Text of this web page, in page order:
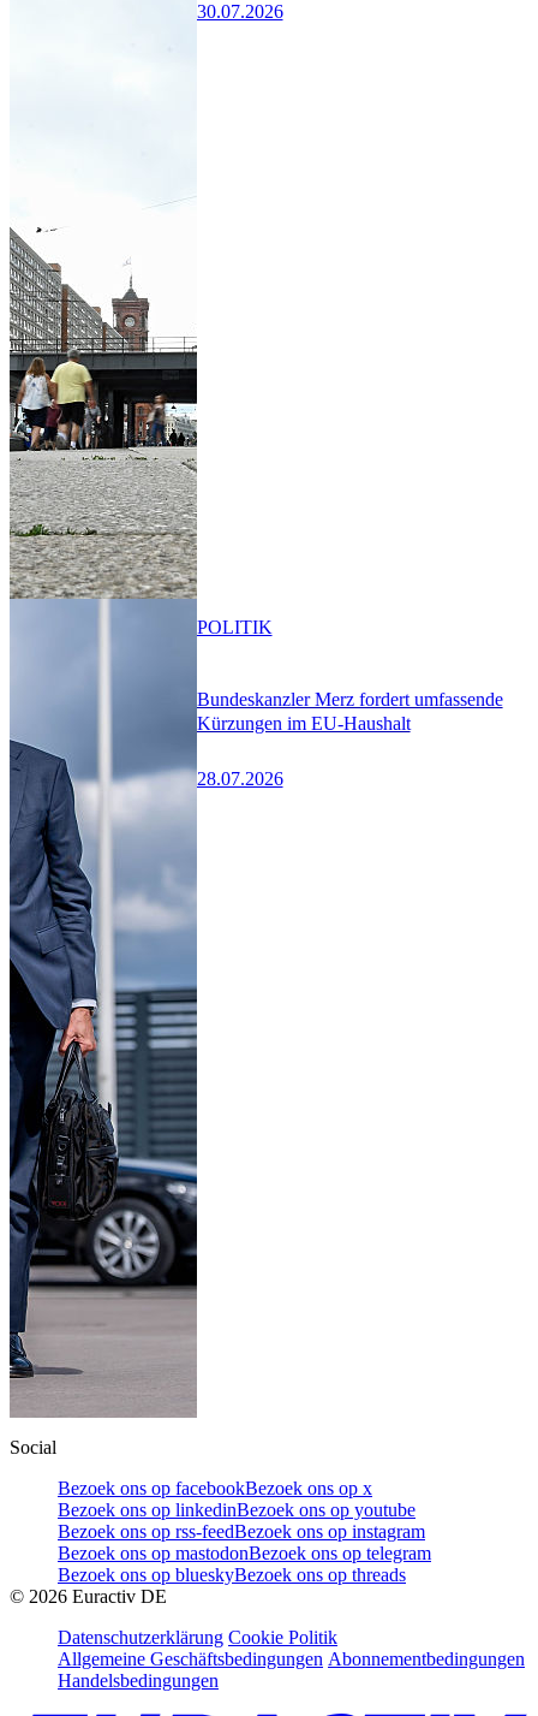
30.07.2026
Bundeskanzler Merz fordert umfassende
Kürzungen im EU-Haushalt
28.07.2026
POLITIK
Social
Bezoek ons op facebookBezoek ons op x
Bezoek ons op linkedinBezoek ons op youtube
Bezoek ons op rss-feedBezoek ons op instagram
Bezoek ons op mastodonBezoek ons op telegram
Bezoek ons op blueskyBezoek ons op threads
© 2026 Euractiv DE
Datenschutzerklärung Cookie Politik
Allgemeine Geschäftsbedingungen Abonnementbedingungen
Handelsbedingungen